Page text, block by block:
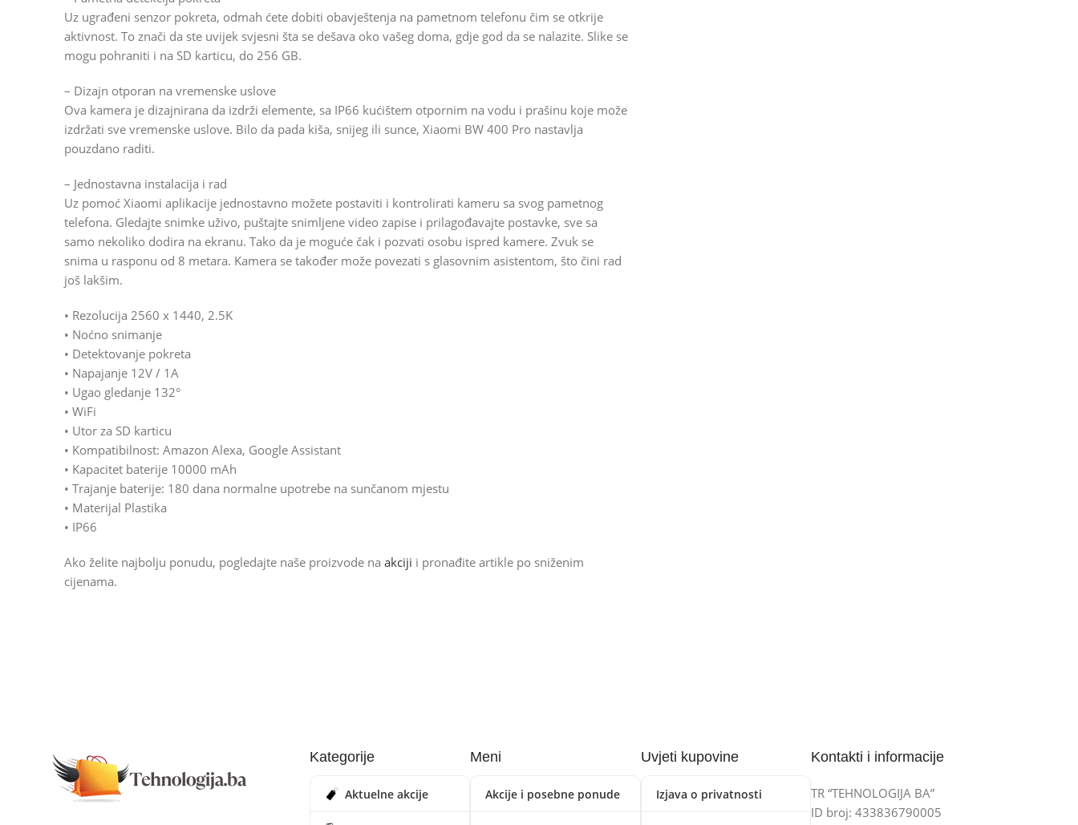
Uz ugrađeni senzor pokreta, odmah ćete dobiti obavještenja na pametnom telefonu čim se otkrije
aktivnost. To znači da ste uvijek svjesni šta se dešava oko vašeg doma, gdje god da se nalazite. Slike se
mogu pohraniti i na SD karticu, do 256 GB.
– Dizajn otporan na vremenske uslove
Ova kamera je dizajnirana da izdrži elemente, sa IP66 kućištem otpornim na vodu i prašinu koje može
izdržati sve vremenske uslove. Bilo da pada kiša, snijeg ili sunce, Xiaomi BW 400 Pro nastavlja
pouzdano raditi.
– Jednostavna instalacija i rad
Uz pomoć Xiaomi aplikacije jednostavno možete postaviti i kontrolirati kameru sa svog pametnog
telefona. Gledajte snimke uživo, puštajte snimljene video zapise i prilagođavajte postavke, sve sa
samo nekoliko dodira na ekranu. Tako da je moguće čak i pozvati osobu ispred kamere. Zvuk se
snima u rasponu od 8 metara. Kamera se također može povezati s glasovnim asistentom, što čini rad
još lakšim.
• Rezolucija 2560 x 1440, 2.5K
• Noćno snimanje
• Detektovanje pokreta
• Napajanje 12V / 1A
• Ugao gledanje 132°
• WiFi
• Utor za SD karticu
• Kompatibilnost: Amazon Alexa, Google Assistant
• Kapacitet baterije 10000 mAh
• Trajanje baterije: 180 dana normalne upotrebe na sunčanom mjestu
• Materijal Plastika
• IP66
Ako želite najbolju ponudu, pogledajte naše proizvode na akciji i pronađite artikle po sniženim
cijenama.
Kategorije
Aktuelne akcije
Meni
Akcije i posebne ponude
Uvjeti kupovine
Izjava o privatnosti
Kontakti i informacije
TR “TEHNOLOGIJA BA”
ID broj: 433836790005